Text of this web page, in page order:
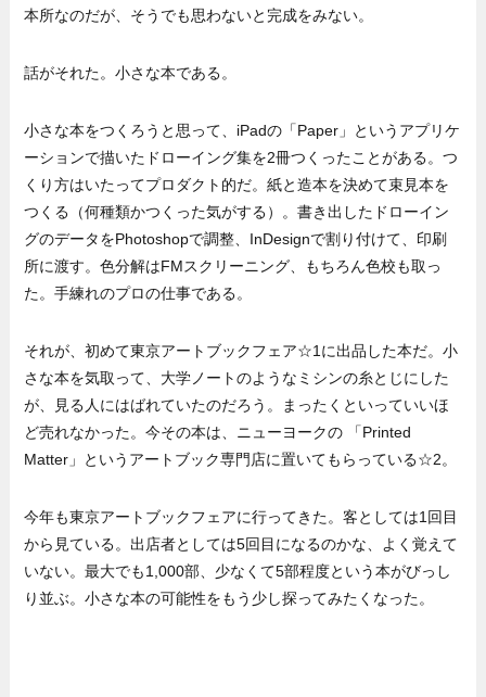
本所なのだが、そうでも思わないと完成をみない。
話がそれた。小さな本である。
小さな本をつくろうと思って、iPadの「Paper」というアプリケ
ーションで描いたドローイング集を2冊つくったことがある。つ
くり方はいたってプロダクト的だ。紙と造本を決めて束見本を
つくる（何種類かつくった気がする）。書き出したドローイン
グのデータをPhotoshopで調整、InDesignで割り付けて、印刷
所に渡す。色分解はFMスクリーニング、もちろん色校も取っ
た。手練れのプロの仕事である。
それが、初めて東京アートブックフェア☆1に出品した本だ。小
さな本を気取って、大学ノートのようなミシンの糸とじにした
が、見る人にはばれていたのだろう。まったくといっていいほ
ど売れなかった。今その本は、ニューヨークの 「Printed
Matter」というアートブック専門店に置いてもらっている☆2。
今年も東京アートブックフェアに行ってきた。客としては1回目
から見ている。出店者としては5回目になるのかな、よく覚えて
いない。最大でも1,000部、少なくて5部程度という本がびっし
り並ぶ。小さな本の可能性をもう少し探ってみたくなった。